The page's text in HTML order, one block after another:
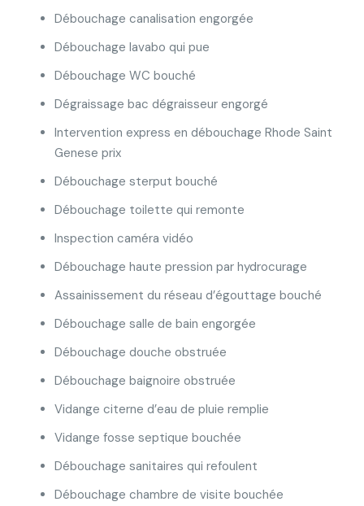
Débouchage canalisation engorgée
Débouchage lavabo qui pue
Débouchage WC bouché
Dégraissage bac dégraisseur engorgé
Intervention express en débouchage Rhode Saint
Genese prix
Débouchage sterput bouché
Débouchage toilette qui remonte
Inspection caméra vidéo
Débouchage haute pression par hydrocurage
Assainissement du réseau d’égouttage bouché
Débouchage salle de bain engorgée
Débouchage douche obstruée
Débouchage baignoire obstruée
Vidange citerne d’eau de pluie remplie
Vidange fosse septique bouchée
Débouchage sanitaires qui refoulent
Débouchage chambre de visite bouchée